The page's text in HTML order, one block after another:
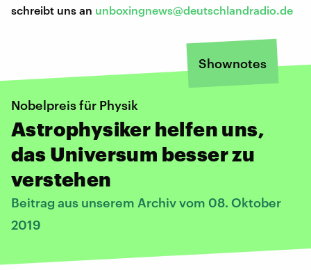
schreibt uns an unboxingnews@deutschlandradio.de
Shownotes
Nobelpreis für Physik
Astrophysiker helfen uns,
das Universum besser zu
verstehen
Beitrag aus unserem Archiv vom 08. Oktober
2019